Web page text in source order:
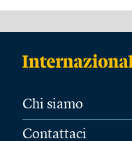
Chi siamo
Contattaci